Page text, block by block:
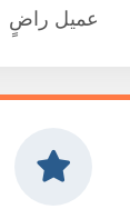
عميل راضٍ